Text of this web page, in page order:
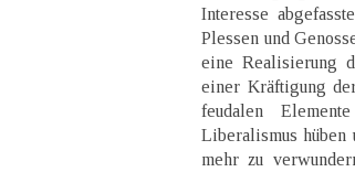
Interesse
Plessen und
eine Realisierung
einer Kräftigung
feudalen
Liberalismus hüben
mehr zu